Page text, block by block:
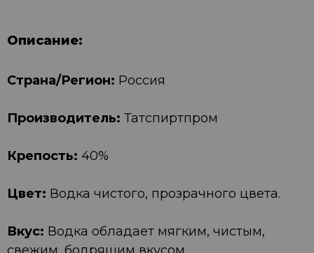
Описание:
Страна/Регион: Россия
Производитель: Татспиртпром
Крепость: 40%
Цвет: Водка чистого, прозрачного цвета.
Вкус: Водка обладает мягким, чистым,